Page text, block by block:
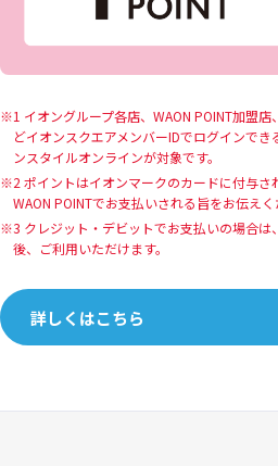
1 イオングループ各店、WAON POINT加盟
どイオンスクエアメンバーIDでログインで
ンスタイルオンラインが対象です。
2 ポイントはイオンマークのカードに付与さ
WAON POINTでお支払いされる旨をお伝えく
3 クレジット・デビットでお支払いの場合
後、ご利用いただけます。
詳しくはこちら